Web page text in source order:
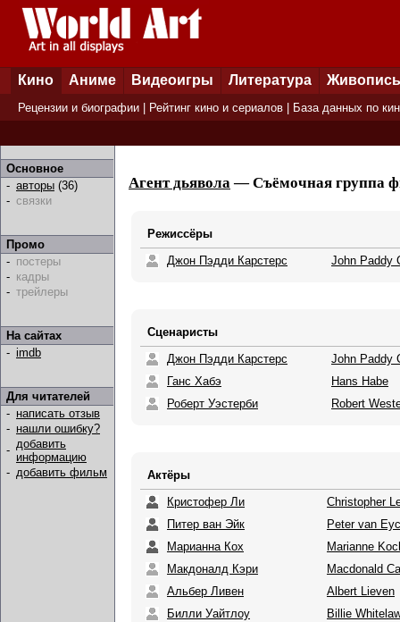
Кино Аниме Видеоигры Литература Живопись
Рецензии и биографии Рейтинг кино и сериалов База данных по
Основное
- авторы (36)
- связки
Промо
- постеры
- кадры
- трейлеры
На сайтах
- imdb
Для читателей
- написать отзыв
- нашли ошибку?
- добавить
информацию
- добавить фильм
Агент дьявола— Съёмочная группа
Режиссёры
Джон Пэдди Карстерс
John Paddy
Сценаристы
Джон Пэдди Карстерс
John Paddy
Ганс Хабэ
Hans Habe
Роберт Уэстерби
Robert
Актёры
Кристофер Ли
Christopher
Питер ван Эйк
Peter van
Марианна Кох
Marianne
Макдоналд Кэри
Macdonald
Альбер Ливен
Albert Lieven
Билли Уайтлоу
Billie